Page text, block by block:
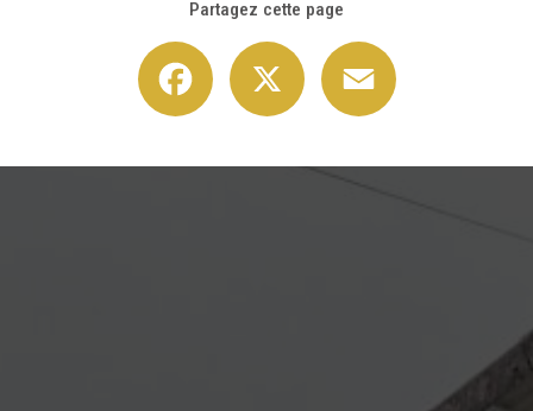
Partagez cette page
Facebook